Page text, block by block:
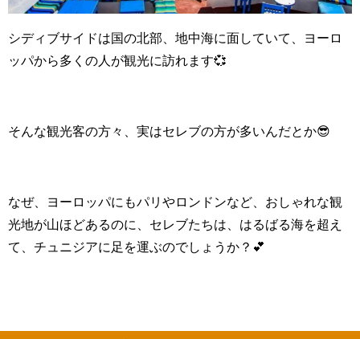
シディブサイドは国の北部、地中海に面していて、
ヨーロ
ッパから多くの人が観光に訪れます💞
そんな観光客の方々、実はセレブの方が多いんだとか😎
なぜ、ヨーロッパにもパリやロンドンなど、おしゃれな観
光地が山ほどあるのに、 セレブたちは、はるばる海を超え
て、チュニジアに足を運ぶのでしょうか？💕